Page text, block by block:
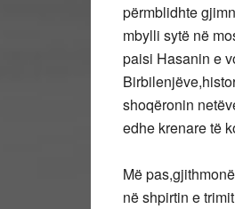
përmblidhte
mbylli sytë në
paisi Hasanin e
shoqëronin
edhe krenare të
Më
në shpirtin e